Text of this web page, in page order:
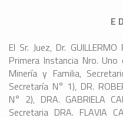
E
El Sr. Juez, Dr.
Primera Instancia Nro. Uno
Minería y Familia,
Secretaría N° 1), DR.
N° 2), DRA. GABRIELA
Secretaria DRA. FLAVIA